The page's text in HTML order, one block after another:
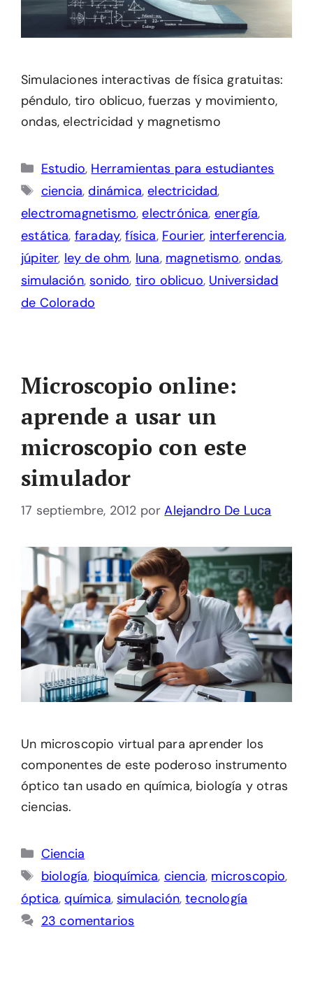
Simulaciones interactivas de física gratuitas:
péndulo, tiro oblicuo, fuerzas y movimiento,
ondas, electricidad y magnetismo
Categorías
Estudio, Herramientas para estudiantes
Etiquetas
ciencia,dinámica,electricidad,
electromagnetismo,electrónica, energía,
estática, faraday,física, Fourier, interferencia,
júpiter, ley de ohm, luna, magnetismo,ondas,
simulación,sonido, tiro oblicuo, Universidad
de Colorado
Microscopio online:
aprende a usar un
microscopio con este
simulador
17 septiembre, 2012 porAlejandro De Luca
Un microscopio virtual para aprender los
componentes de este poderoso instrumento
óptico tan usado en química, biología y otras
ciencias.
Categorías
Ciencia
Etiquetas
biología, bioquímica, ciencia, microscopio,
óptica,química,simulación,tecnología
23 comentarios